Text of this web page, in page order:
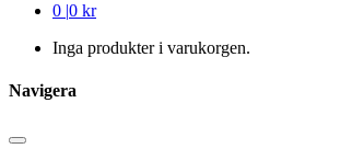
0 |0 kr
Inga produkter i varukorgen.
Navigera